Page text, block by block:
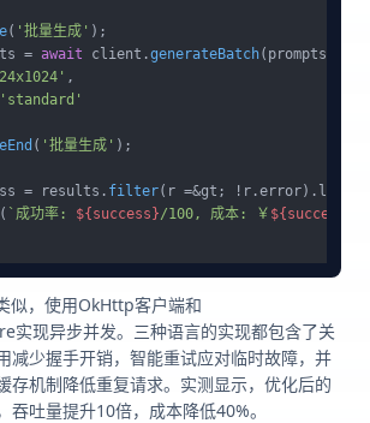
( '批量生成' );
= await client.generateBatch(prompts, {
,
'standard'
( '批量生成' );
= results. filter(r =&gt; !r.error). length
( `成功率: ${success}/100, 成本: ￥ ${success *
似，使用OkHttp客户端和
实现异步并发。三种语言的实现都包含了关
减少握手开销，智能重试应对临时故障，并
存机制降低重复请求。实测显示，优化后的
吞吐量提升10倍，成本降低40%。